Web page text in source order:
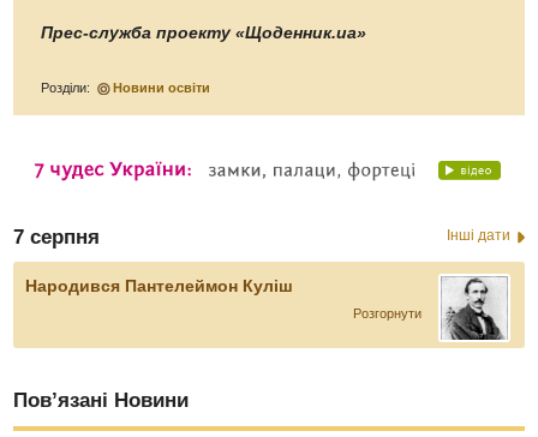
Прес-служба проекту «Щоденник.ua»
Розділи: Новини освіти
7 серпня Інші дати
Народився Пантелеймон Куліш
Розгорнути
Пов’язані Новини